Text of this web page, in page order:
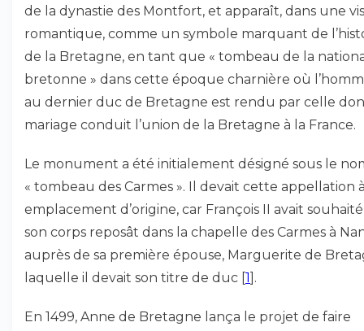
de la dynastie des Montfort, et apparaît, dans une
romantique, comme un symbole marquant de
de la Bretagne, en tant que « tombeau de la
bretonne » dans cette époque charnière où
au dernier duc de Bretagne est rendu par celle
mariage conduit l’union de la Bretagne à la France.
Le monument a été initialement désigné sous le
« tombeau des Carmes ». Il devait cette appellation
emplacement d’origine, car François II avait
son corps reposât dans la chapelle des Carmes à
auprès de sa première épouse, Marguerite de
laquelle il devait son titre de duc [1] .
En 1499, Anne de Bretagne lança le projet de faire